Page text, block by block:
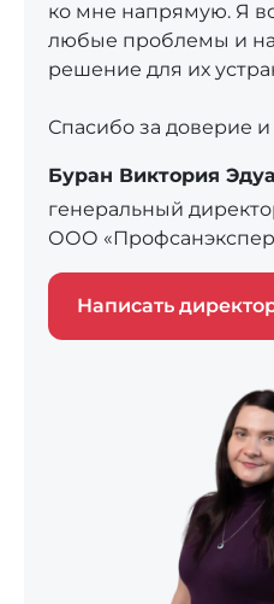
ко мне напрямую. Я
любые проблемы и
решение для их
Спасибо за доверие
Буран Виктория
генеральный
ООО
Написать